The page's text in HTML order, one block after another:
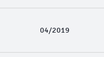
04/2019